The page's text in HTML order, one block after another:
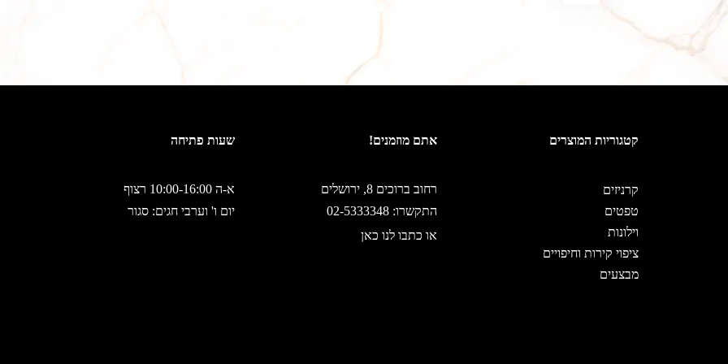
קטגוריות המוצרים
קרניזים
טפטים
וילונות
ציפוי קירות וחיפויים
מבצעים
אתם מוזמנים!
רחוב ברוכים 8, ירושלים
התקשרו: 02-5333348
או כתבו לנו כאן
שעות פתיחה
א-ה 10:00-16:00 רצוף
יום ו' וערבי חגים: סגור